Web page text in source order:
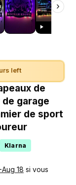
›
left
de
garage
de sport
Klarna
18 si vous